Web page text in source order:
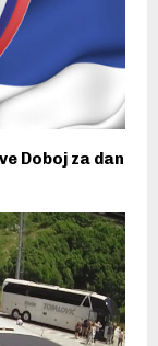
Doboj za dan